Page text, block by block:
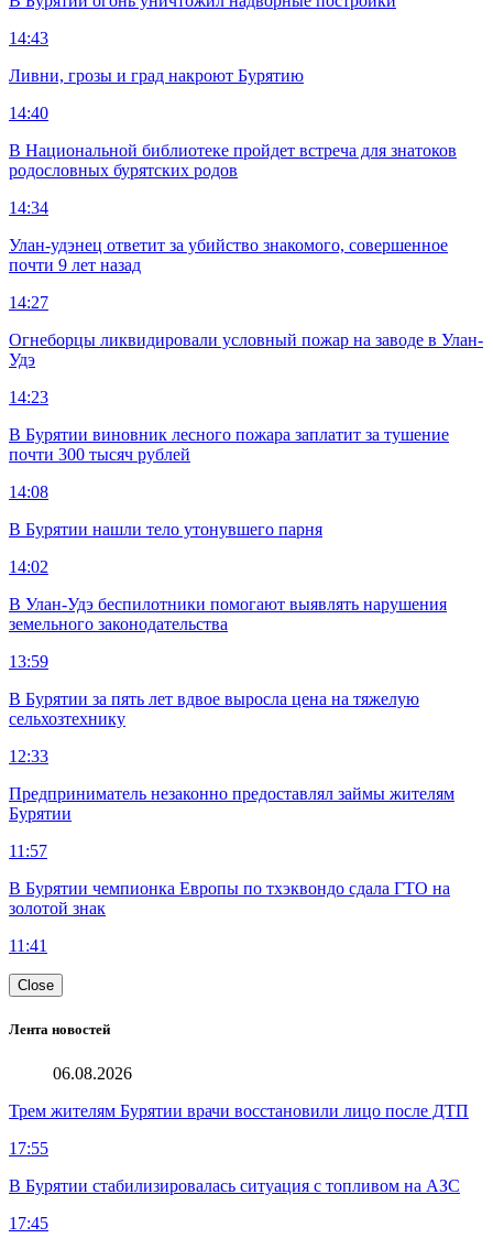
14:43
Ливни, грозы и град накроют Бурятию
14:40
В Национальной библиотеке пройдет встреча для знатоков
родословных бурятских родов
14:34
Улан-удэнец ответит за убийство знакомого, совершенное
почти 9 лет назад
14:27
Огнеборцы ликвидировали условный пожар на заводе в Улан-
Удэ
14:23
В Бурятии виновник лесного пожара заплатит за тушение
почти 300 тысяч рублей
14:08
В Бурятии нашли тело утонувшего парня
14:02
В Улан-Удэ беспилотники помогают выявлять нарушения
земельного законодательства
13:59
В Бурятии за пять лет вдвое выросла цена на тяжелую
сельхозтехнику
12:33
Предприниматель незаконно предоставлял займы жителям
Бурятии
11:57
В Бурятии чемпионка Европы по тхэквондо сдала ГТО на
золотой знак
11:41
Close
Лента новостей
06.08.2026
Трем жителям Бурятии врачи восстановили лицо после ДТП
17:55
В Бурятии стабилизировалась ситуация с топливом на АЗС
17:45